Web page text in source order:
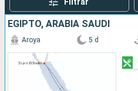
Filtrar
EGIPTO, ARABIA SAUDÍ
Aroya 5 d